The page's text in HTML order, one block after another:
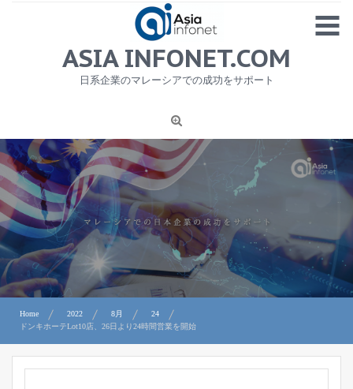
MENU
1
ニュース
労務サービス
プライバシーポリシー及び著作権について
お問合せ
ASIA INFONET.COM
日系企業のマレーシアでの成功をサポート
Home 2022 8月
24
ドンキホーテLot10店、26日より24時間営業を開始